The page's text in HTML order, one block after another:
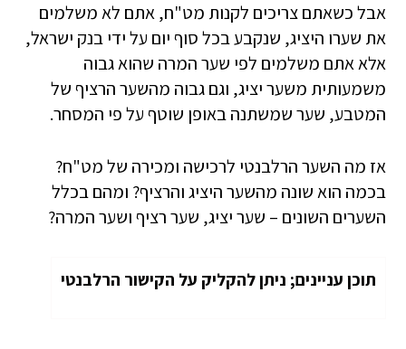
אבל כשאתם צריכים לקנות מט"ח, אתם לא משלמים
את שערו היציג, שנקבע בכל סוף יום על ידי בנק ישראל,
אלא אתם משלמים לפי שער המרה שהוא גבוה
משמעותית משער יציג, וגם גבוה מהשער הרציף של
המטבע, שער שמשתנה באופן שוטף על פי המסחר.
אז מה השער הרלבנטי לרכישה ומכירה של מט"ח?
בכמה הוא שונה מהשער היציג והרציף? ומהם בכלל
השערים השונים – שער יציג, שער רציף ושער המרה?
תוכן עניינים; ניתן להקליק על הקישור הרלבנטי